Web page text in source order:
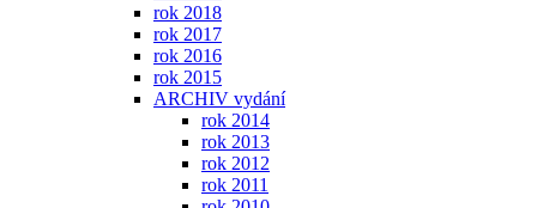
rok 2018
rok 2017
rok 2016
rok 2015
ARCHIV vydání
rok 2014
rok 2013
rok 2012
rok 2011